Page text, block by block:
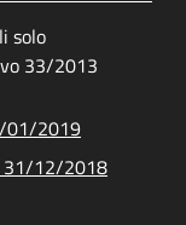
solo
33/2013
01/2019
31/12/2018